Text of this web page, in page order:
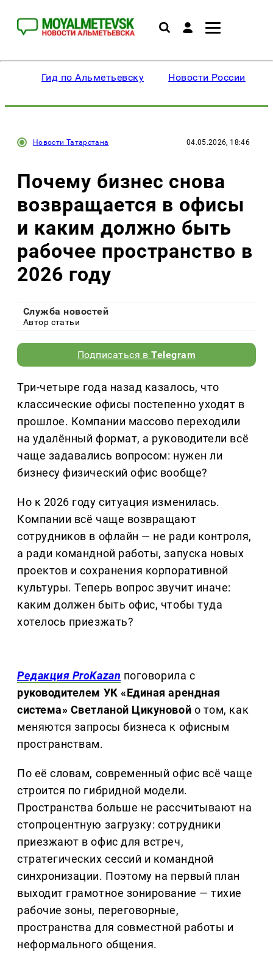
Гид по Альметьевску Новости России
Новости Татарстана 04.05.2026, 18:46
Почему бизнес снова
возвращается в офисы
и каким должно быть
рабочее пространство в
2026 году
Служба новостей
Автор статьи
Подписаться вTelegram
Три-четыре года назад казалось, что
классические офисы постепенно уходят в
прошлое. Компании массово переходили
на удалённый формат, а руководители всё
чаще задавались вопросом: нужен ли
бизнесу физический офис вообще?
Но к 2026 году ситуация изменилась.
Компании всё чаще возвращают
сотрудников в офлайн — не ради контроля,
а ради командной работы, запуска новых
проектов и сохранения корпоративной
культуры. Теперь вопрос звучит иначе:
каким должен быть офис, чтобы туда
хотелось приезжать?
Редакция ProKazan поговорила с
руководителем УК «Единая арендная
система» Светланой Цикуновой о том, как
меняются запросы бизнеса к офисным
пространствам.
По её словам, современный офис всё чаще
строится по гибридной модели.
Пространства больше не рассчитывают на
стопроцентную загрузку: сотрудники
приезжают в офис для встреч,
стратегических сессий и командной
синхронизации. Поэтому на первый план
выходит грамотное зонирование — тихие
рабочие зоны, переговорные,
пространства для совместной работы и
неформального общения.